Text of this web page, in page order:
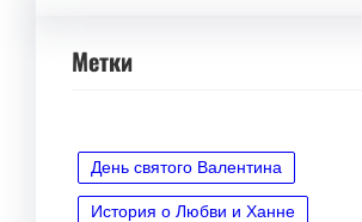
Метки
День святого Валентина
История о Любви и Ханне